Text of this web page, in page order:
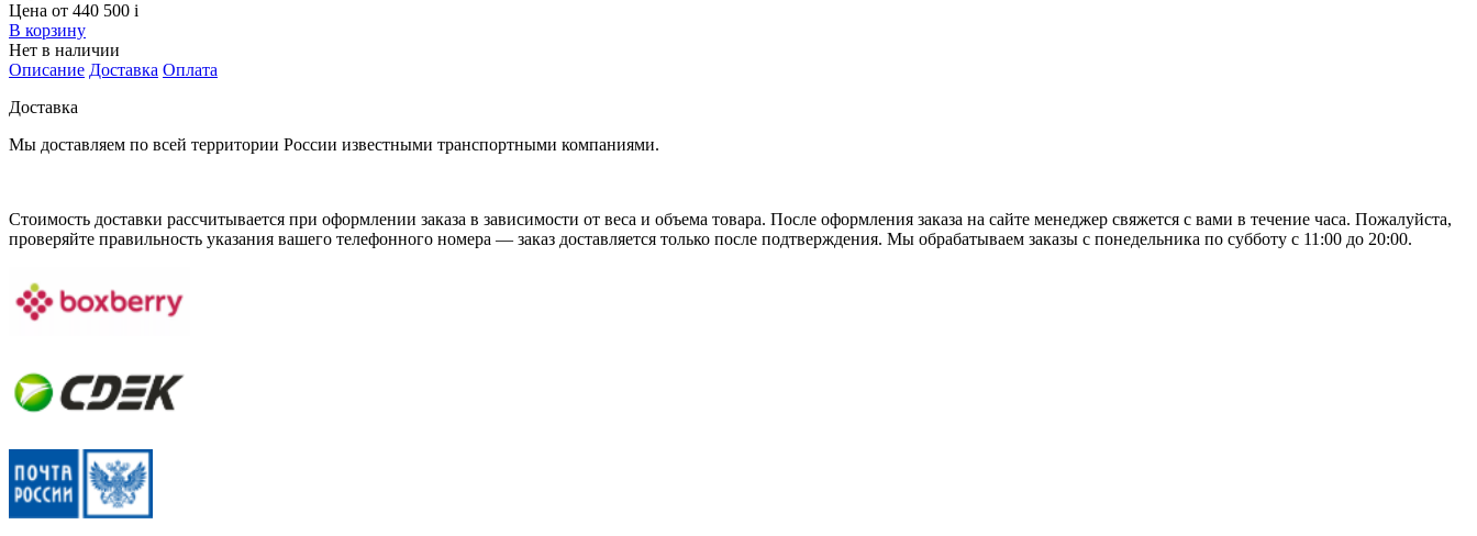
Цена от 440 500 i
В корзину
Нет в наличии
Описание Доставка Оплата
Доставка
Мы доставляем по всей территории России известными транспортными компаниями.
Стоимость доставки рассчитывается при оформлении заказа в зависимости от веса и объема товара. После оформления заказа на сайте менеджер свяжется с вами в течение часа. Пожалуйста,
проверяйте правильность указания вашего телефонного номера — заказ доставляется только после подтверждения. Мы обрабатываем заказы с понедельника по субботу с 11:00 до 20:00.